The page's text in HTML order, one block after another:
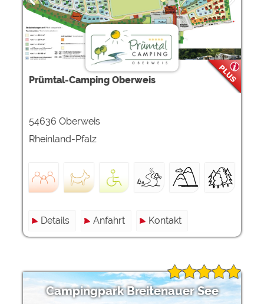
Prümtal-Camping Oberweis
54636 Oberweis
Rheinland-Pfalz
Details Anfahrt Kontakt
Campingpark Breitenauer See